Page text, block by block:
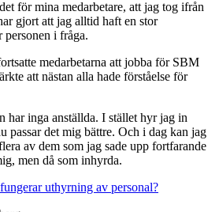
för mina medarbetare, att jag tog ifrån
gjort att jag alltid haft en stor
personen i fråga.
medarbetarna att jobba för SBM
att nästan alla hade förståelse för
har inga anställda. I stället hyr jag in
passar det mig bättre. Och i dag kan jag
av dem som jag sade upp fortfarande
men då som inhyrda.
uthyrning av personal?